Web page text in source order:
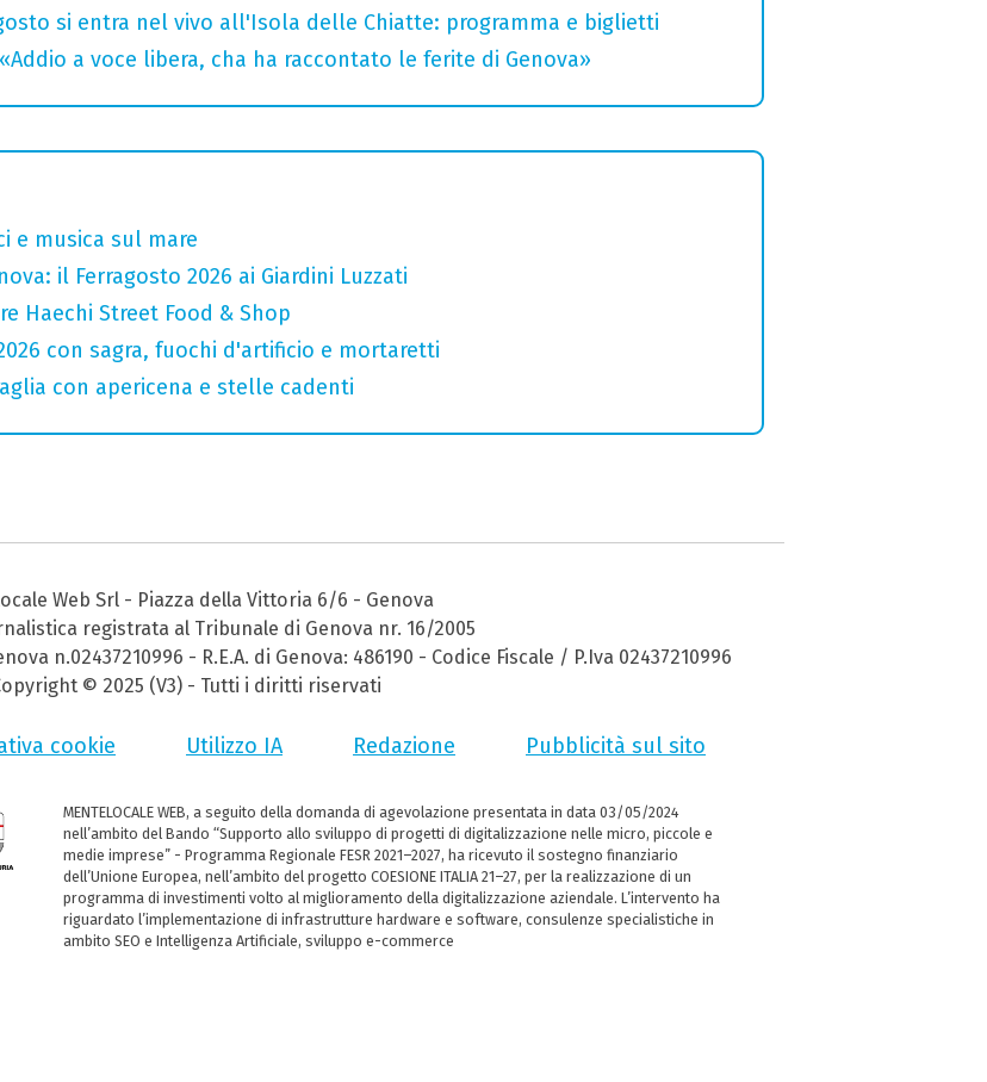
si entra nel vivo all'Isola delle Chiatte: programma e biglietti
a voce libera, cha ha raccontato le ferite di Genova»
e musica sul mare
il Ferragosto 2026 ai Giardini Luzzati
Haechi Street Food & Shop
con sagra, fuochi d'artificio e mortaretti
con apericena e stelle cadenti
Web Srl - Piazza della Vittoria 6/6 - Genova
registrata al Tribunale di Genova nr. 16/2005
n.02437210996 - R.E.A. di Genova: 486190 - Codice Fiscale / P.Iva 02437210996
© 2025 (V3) - Tutti i diritti riservati
cookie Utilizzo IA Redazione Pubblicità sul sito
MENTELOCALE WEB, a seguito della domanda di agevolazione presentata in data 03/05/2024
nell’ambito del Bando “Supporto allo sviluppo di progetti di digitalizzazione nelle micro, piccole e
medie imprese” - Programma Regionale FESR 2021–2027, ha ricevuto il sostegno finanziario
dell’Unione Europea, nell’ambito del progetto COESIONE ITALIA 21–27, per la realizzazione di un
programma di investimenti volto al miglioramento della digitalizzazione aziendale. L’intervento ha
riguardato l’implementazione di infrastrutture hardware e software, consulenze specialistiche in
ambito SEO e Intelligenza Artificiale, sviluppo e-commerce